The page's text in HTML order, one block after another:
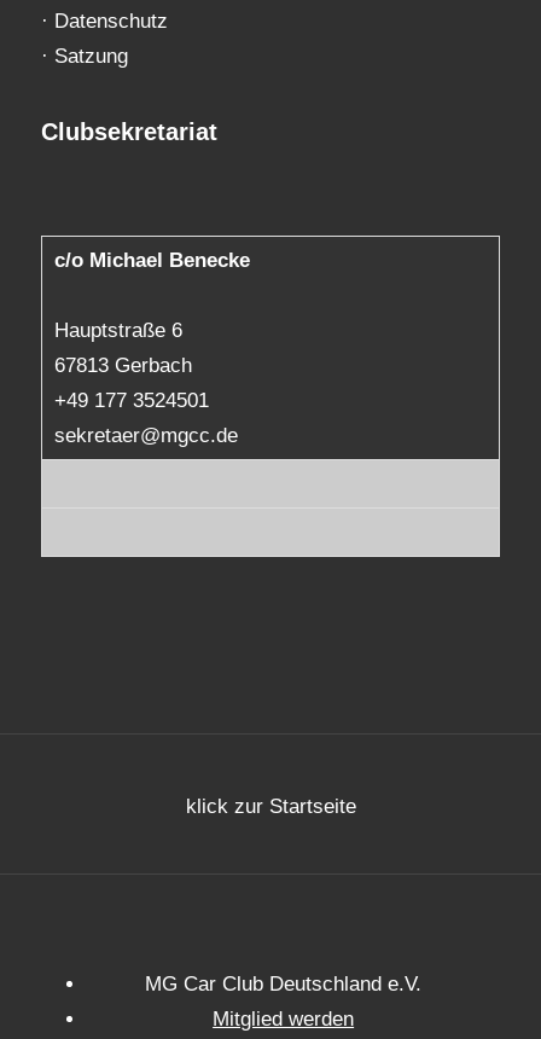
· Datenschutz
· Satzung
Clubsekretariat
c/o Michael Benecke
Hauptstraße 6
67813 Gerbach
+49 177 3524501
sekretaer@mgcc.de
klick zur Startseite
MG Car Club Deutschland e.V.
Mitglied werden